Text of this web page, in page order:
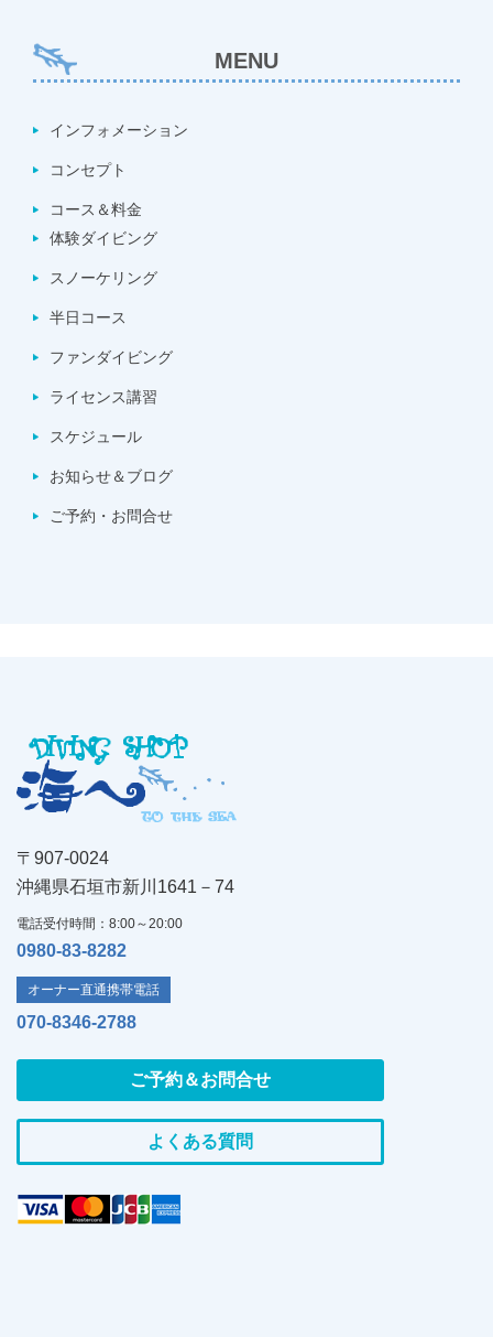
MENU
インフォメーション
コンセプト
コース＆料金
体験ダイビング
スノーケリング
半日コース
ファンダイビング
ライセンス講習
スケジュール
お知らせ＆ブログ
ご予約・お問合せ
〒907-0024
沖縄県石垣市新川1641－74
電話受付時間：8:00～20:00
0980-83-8282
オーナー直通携帯電話
070-8346-2788
ご予約＆お問合せ
よくある質問